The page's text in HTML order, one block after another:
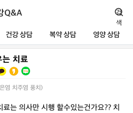
Q&A
건강 상담 복약 상담 영양 상담
검
색
치료
염 치주염 풍치)
는 의사만 시행 할수있는건가요?? 치